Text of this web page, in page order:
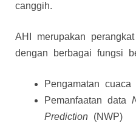
canggih.
AHI merupakan
dengan berbagai fungsi
Pengamatan cuaca
Pemanfaatan data
Prediction (NWP)